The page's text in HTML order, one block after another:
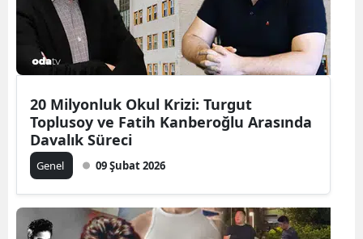
20 Milyonluk Okul Krizi: Turgut
Toplusoy ve Fatih Kanberoğlu Arasında
Davalık Süreci
Genel 09 Şubat 2026